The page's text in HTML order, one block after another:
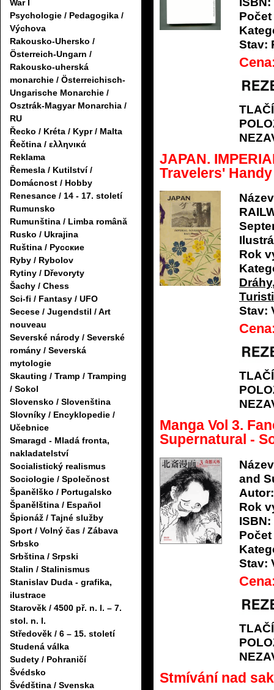
War I
Psychologie / Pedagogika /
Výchova
Rakousko-Uhersko /
Österreich-Ungarn /
Rakousko-uherská
monarchie / Österreichisch-
Ungarische Monarchie /
Osztrák-Magyar Monarchia /
RU
Řecko / Kréta / Kypr / Malta
Řečtina / ελληνικά
Reklama
Řemesla / Kutilství /
Domácnost / Hobby
Renesance / 14 - 17. století
Rumunsko
Rumunština / Limba română
Rusko / Ukrajina
Ruština / Русские
Ryby / Rybolov
Rytiny / Dřevoryty
Šachy / Chess
Sci-fi / Fantasy / UFO
Secese / Jugendstil / Art
nouveau
Severské národy / Severské
romány / Severská
mytologie
Skauting / Tramp / Tramping
/ Sokol
Slovensko / Slovenština
Slovníky / Encyklopedie /
Učebnice
Smaragd - Mladá fronta,
nakladatelství
Socialistický realismus
Sociologie / Společnost
Španělško / Portugalsko
Španělština / Español
Špionáž / Tajné služby
Sport / Volný čas / Zábava
Srbsko
Srbština / Srpski
Stalin / Stalinismus
Stanislav Duda - grafika,
ilustrace
Starověk / 4500 př. n. l. – 7.
stol. n. l.
Středověk / 6 – 15. století
Studená válka
Sudety / Pohraničí
Švédsko
Švédština / Svenska
Stav:
JAPAN.
Travelers'
Rok
Dráhy
Stav:
Manga Vol 3.
Supernatural -
and
Autor:
Rok
ISBN:
Stav:
Stmívání nad